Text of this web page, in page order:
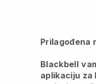
Prilagođena
Blackbell
aplikaciju za